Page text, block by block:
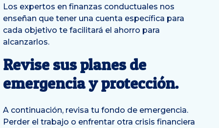
Los expertos en finanzas conductuales nos
enseñan que tener una cuenta específica para
cada objetivo te facilitará el ahorro para
alcanzarlos.
Revise sus planes de
emergencia y protección.
A continuación, revisa tu fondo de emergencia.
Perder el trabajo o enfrentar otra crisis financiera